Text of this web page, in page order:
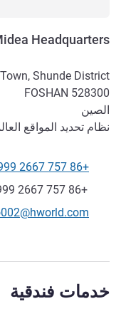
Headquarters
Shunde District
528300
FOSHAN
الصين
نظام تحديد المواقع
الهاتف
+86 757 2667 8999
فاكس
+86 757 2667 8999
تواصل معنا عبر
خدمات فندقية